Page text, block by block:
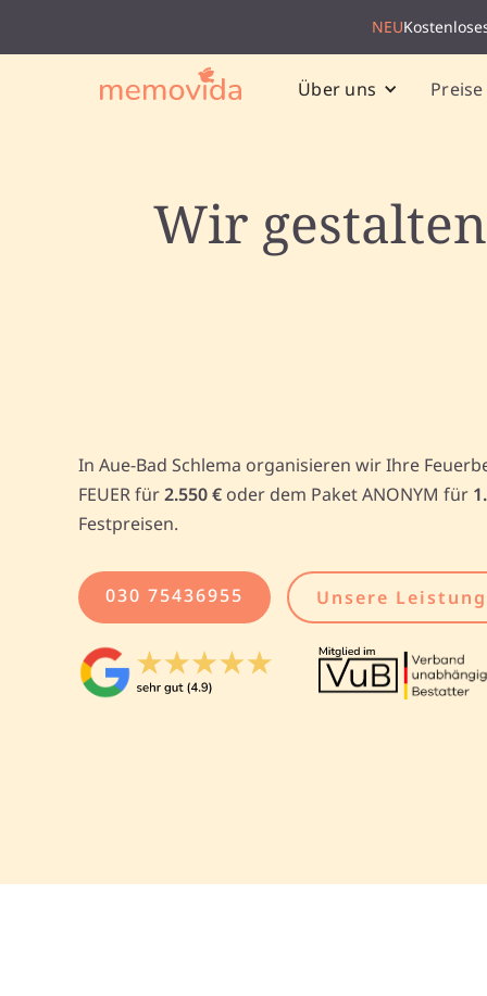
NEU
Über uns Preise
Wir
In Aue-Bad Schlema organisieren wir Ihre
FEUER für2.550 € oder dem Paket ANONYM für
Festpreisen.
030 75436955 Unsere